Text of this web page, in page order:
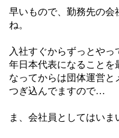
早いもので、勤務先の会
ね。
入社すぐからずっとや
年日本代表になること
なってからは団体運営と
つぎ込んでますので…
ま、会社員としてはいま